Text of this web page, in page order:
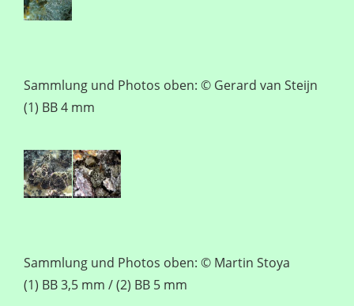
Sammlung und Photos oben: © Gerard van Steijn
(1) BB 4 mm
Sammlung und Photos oben: © Martin Stoya
(1) BB 3,5 mm / (2) BB 5 mm